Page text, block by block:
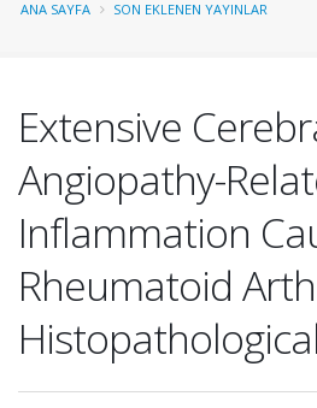
ANA SAYFA SON EKLENEN YAYINLAR
Extensive
Angiopathy-
Inflammation
Rheumatoid